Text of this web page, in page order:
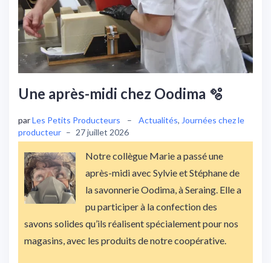
Une après-midi chez Oodima 🫧
parLes Petits Producteurs – Actualités, Journées chez le
producteur – 27 juillet 2026
Notre collègue Marie a passé une
après-midi avec Sylvie et Stéphane de
la savonnerie Oodima, à Seraing. Elle a
pu participer à la confection des
savons solides qu’ils réalisent spécialement pour nos
magasins, avec les produits de notre coopérative.